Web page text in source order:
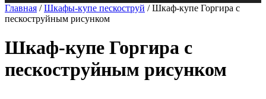
Главная /Шкафы-купе пескоструй / Шкаф-купе Горгира с
пескоструйным рисунком
Шкаф-купе Горгира с
пескоструйным рисунком